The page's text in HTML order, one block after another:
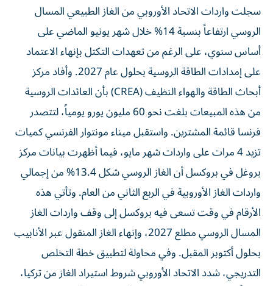
سجلت واردات الاتحاد الأوروبي من الغاز الطبيعي المسال
الروسي ارتفاعاً بنسبة 14% خلال شهر يونيو الماضي على
أساس سنوي، على الرغم من تعهدات التكتل بإنهاء الاعتماد
على إمدادات الطاقة الروسية بحلول عام 2027. وأفاد مركز
أبحاث الطاقة والهواء النظيف (CREA) بأن العائدات الروسية
من هذه المبيعات بلغت نحو 60 مليون يورو يومياً، لتتصدر
فرنسا قائمة المشترين. واستقبل ميناء مونتوار الفرنسي كميات
تزيد 4 مرات على واردات شهر مايو، فيما أظهرت بيانات مركز
بروغل في بروكسل أن الغاز الروسي شكل 13.4% من إجمالي
واردات الغاز الأوروبية في الربع الثاني من العام. وتأتي هذه
الأرقام في وقت تسعى فيه بروكسل إلى وقف واردات الغاز
المسال الروسي مطلع 2027، وإنهاء الغاز المنقول عبر الأنابيب
بحلول أكتوبر المقبل. وفي محاولة لتطبيق خطة التخلص
التدريجي، شدد الاتحاد الأوروبي شروط استيراد الغاز من تركيا،